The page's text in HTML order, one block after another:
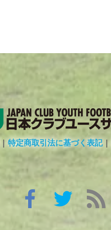
| 特定商取引法に基づく表記|